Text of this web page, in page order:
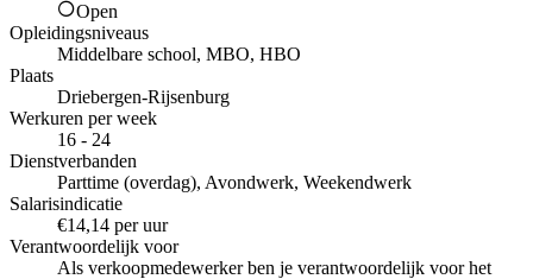
Open
Opleidingsniveaus
Middelbare school, MBO, HBO
Plaats
Driebergen-Rijsenburg
Werkuren per week
16 - 24
Dienstverbanden
Parttime (overdag), Avondwerk, Weekendwerk
Salarisindicatie
€14,14 per uur
Verantwoordelijk voor
Als verkoopmedewerker ben je verantwoordelijk voor het